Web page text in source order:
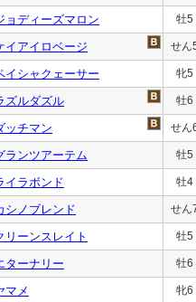
ョディーズマロン 牡5
イアイロベージ せん
イシャクェーサー 牝5
ズルダズル 牡6
ッチマン せん
ランツアーテム 牡5
イラボンド 牡4
シノブレンド せん
リーンスレイト 牡5
ターナリー 牡6
マメ 牝6